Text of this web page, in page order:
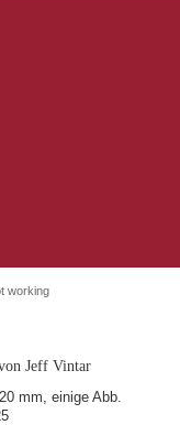
working
Jeff Vintar
mm, einige Abb.